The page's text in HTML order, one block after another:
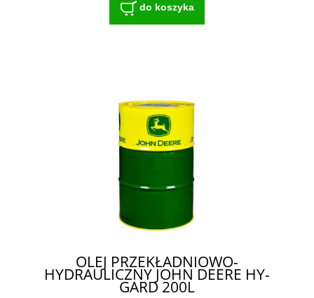
do koszyka
OLEJ PRZEKŁADNIOWO-
HYDRAULICZNY JOHN DEERE HY-
GARD 200L